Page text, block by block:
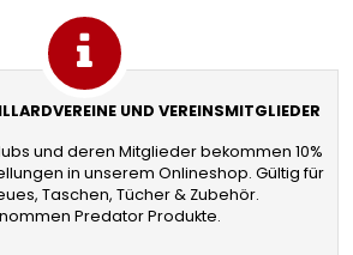
UND VEREINSMITGLIEDER
und deren Mitglieder bekommen 10%
in unserem Onlineshop. Gültig für
Taschen, Tücher & Zubehör.
Predator Produkte.